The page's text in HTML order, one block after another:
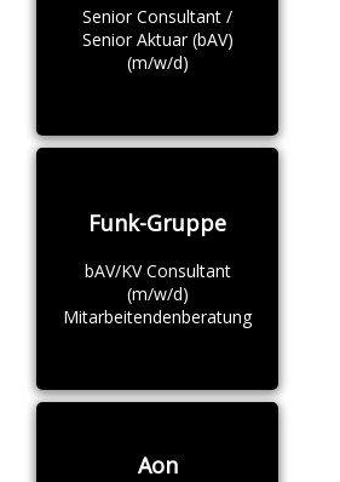
Senior Consultant /
Senior Aktuar (bAV)
(m/w/d)
Funk-Gruppe
bAV/KV Consultant
(m/w/d)
Mitarbeitendenberatung
Aon